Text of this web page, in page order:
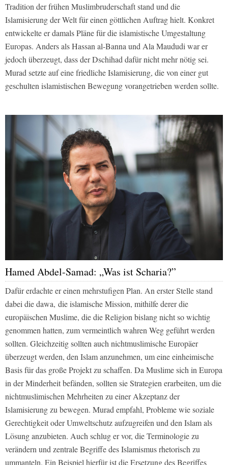
Tradition der frühen Muslimbruderschaft stand und die
Islamisierung der Welt für einen göttlichen Auftrag hielt. Konkret
entwickelte er damals Pläne für die islamistische Umgestaltung
Europas. Anders als Hassan al-Banna und Ala Maududi war er
jedoch überzeugt, dass der Dschihad dafür nicht mehr nötig sei.
Murad setzte auf eine friedliche Islamisierung, die von einer gut
geschulten islamistischen Bewegung vorangetrieben werden sollte.
Hamed Abdel-Samad: „Was ist Scharia?”
Dafür erdachte er einen mehrstufigen Plan. An erster Stelle stand
dabei diedawa, die islamische Mission, mithilfe derer die
europäischen Muslime, die die Religion bislang nicht so wichtig
genommen hatten, zum vermeintlich wahren Weg geführt werden
sollten. Gleichzeitig sollten auch nichtmuslimische Europäer
überzeugt werden, den Islam anzunehmen, um eine einheimische
Basis für das große Projekt zu schaffen. Da Muslime sich in Europa
in der Minderheit befänden, sollten sie Strategien erarbeiten, um die
nichtmuslimischen Mehrheiten zu einer Akzeptanz der
Islamisierung zu bewegen. Murad empfahl, Probleme wie soziale
Gerechtigkeit oder Umweltschutz aufzugreifen und den Islam als
Lösung anzubieten. Auch schlug er vor, die Terminologie zu
verändern und zentrale Begriffe des Islamismus rhetorisch zu
ummanteln. Ein Beispiel hierfür ist die Ersetzung des Begriffes